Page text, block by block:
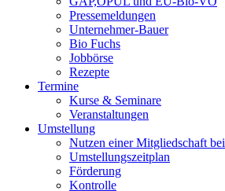
Pressemeldungen
Unternehmer-Bauer
Bio Fuchs
Jobbörse
Rezepte
Termine
Kurse & Seminare
Veranstaltungen
Umstellung
Nutzen einer Mitgliedschaft bei
Umstellungszeitplan
Förderung
Kontrolle